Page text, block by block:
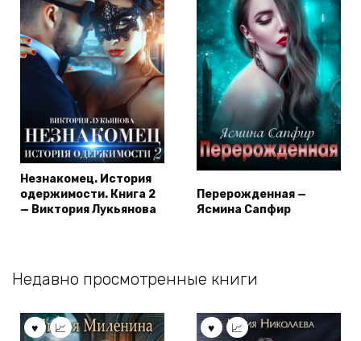
Незнакомец. История
одержимости. Книга 2
— Виктория Лукьянова
Перерожденная —
Ясмина Сапфир
Недавно просмотренные книги